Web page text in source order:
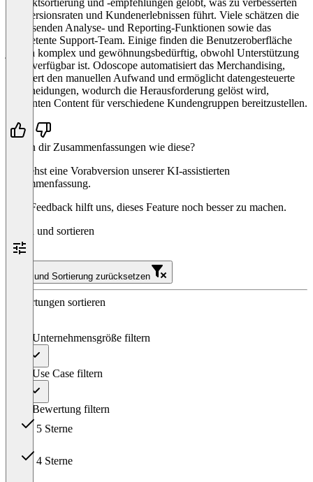
Konversionsraten und Kundenerlebnissen führt. Viele schätzen die
umfassenden Analyse- und Reporting-Funktionen sowie das
kompetente Support-Team. Einige finden die Benutzeroberfläche
jedoch komplex und gewöhnungsbedürftig, obwohl Unterstützung
leicht verfügbar ist. Odoscope automatisiert das Merchandising,
reduziert den manuellen Aufwand und ermöglicht datengesteuerte
Entscheidungen, wodurch die Herausforderung gelöst wird,
relevanten Content für verschiedene Kundengruppen bereitzustellen.
Helfen dir Zusammenfassungen wie diese?
Du siehst eine Vorabversion unserer KI-assistierten
Zusammenfassung.
Dein Feedback hilft uns, dieses Feature noch besser zu machen.
Filtern und sortieren
Filter und Sortierung zurücksetzen
Bewertungen sortieren
Nach Unternehmensgröße filtern
Nach Use Case filtern
Nach Bewertung filtern
5 Sterne
4 Sterne